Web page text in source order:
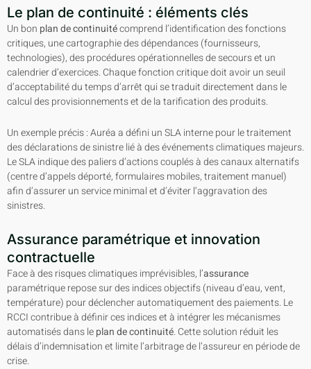
Le plan de continuité : éléments clés
Un bon plan de continuitécomprend l’identification des fonctions
critiques, une cartographie des dépendances (fournisseurs,
technologies), des procédures opérationnelles de secours et un
calendrier d’exercices. Chaque fonction critique doit avoir un seuil
d’acceptabilité du temps d’arrêt qui se traduit directement dans le
calcul des provisionnements et de la tarification des produits.
Un exemple précis : Auréa a défini un SLA interne pour le traitement
des déclarations de sinistre lié à des événements climatiques majeurs.
Le SLA indique des paliers d’actions couplés à des canaux alternatifs
(centre d’appels déporté, formulaires mobiles, traitement manuel)
afin d’assurer un service minimal et d’éviter l’aggravation des
sinistres.
Assurance paramétrique et innovation
contractuelle
Face à des risques climatiques imprévisibles, l’assurance
paramétrique repose sur des indices objectifs (niveau d’eau, vent,
température) pour déclencher automatiquement des paiements. Le
RCCI contribue à définir ces indices et à intégrer les mécanismes
automatisés dans leplan de continuité. Cette solution réduit les
délais d’indemnisation et limite l’arbitrage de l’assureur en période de
crise.